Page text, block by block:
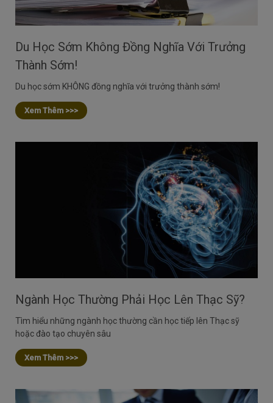
Du Học Sớm Không Đồng Nghĩa Với Trưởng
Thành Sớm!
Du học sớm KHÔNG đồng nghĩa với trưởng thành sớm!
Xem Thêm >>>
Ngành Học Thường Phải Học Lên Thạc Sỹ?
Tìm hiểu những ngành học thường cần học tiếp lên Thạc sỹ
hoặc đào tạo chuyên sâu
Xem Thêm >>>